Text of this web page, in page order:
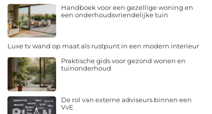
Handboek voor een gezellige woning en
een onderhoudsvriendelijke tuin
Luxe tv wand op maat als rustpunt in een modern interieur
Praktische gids voor gezond wonen en
tuinonderhoud
De rol van externe adviseurs binnen een
VvE